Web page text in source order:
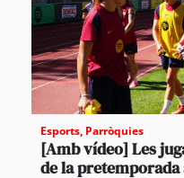
Esports, Parròquies
[Amb vídeo] Les
de la